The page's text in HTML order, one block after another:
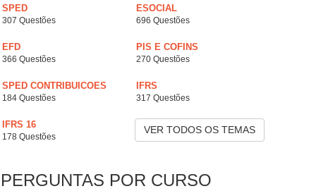
SPED
307 Questões
ESOCIAL
696 Questões
EFD
366 Questões
PIS E COFINS
270 Questões
SPED CONTRIBUICOES
184 Questões
IFRS
317 Questões
IFRS 16
178 Questões
VER TODOS OS TEMAS
PERGUNTAS POR CURSO